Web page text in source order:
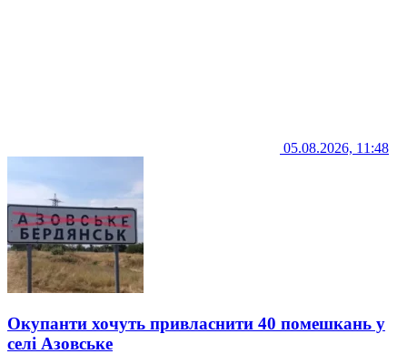
05.08.2026, 11:48
Окупанти хочуть привласнити 40 помешкань у
селі Азовське